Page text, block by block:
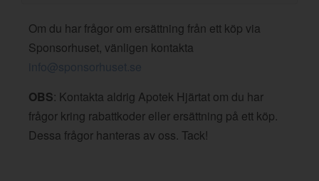
Om du har frågor om ersättning från ett köp via
Sponsorhuset, vänligen kontakta
info@sponsorhuset.se
OBS: Kontakta aldrig Apotek Hjärtat om du har
frågor kring rabattkoder eller ersättning på ett köp.
Dessa frågor hanteras av oss. Tack!